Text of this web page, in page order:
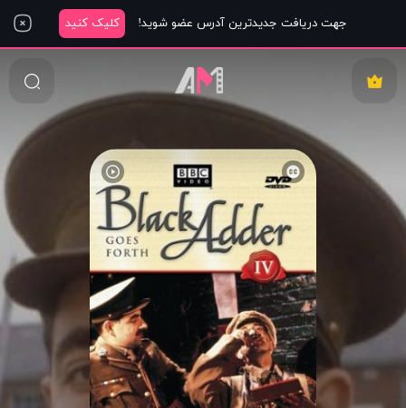
جهت دریافت جدیدترین آدرس عضو شوید! کلیک کنید